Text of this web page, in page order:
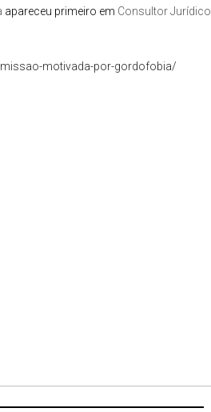
apareceu primeiro em Consultor Jurídico
motivada-por-gordofobia/